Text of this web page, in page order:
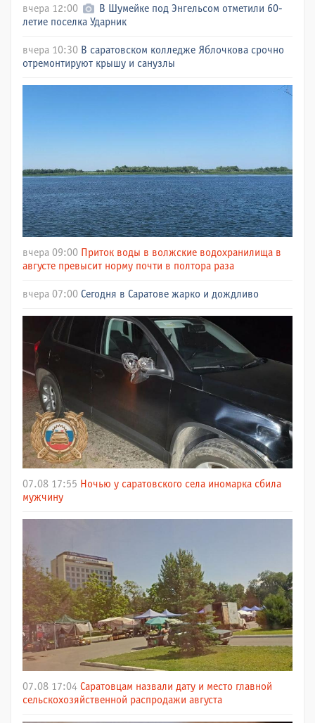
вчера 12:00
В Шумейке под Энгельсом отметили 60-
летие поселка Ударник
вчера 10:30 В саратовском колледже Яблочкова срочно
отремонтируют крышу и санузлы
вчера 09:00 Приток воды в волжские водохранилища в
августе превысит норму почти в полтора раза
вчера 07:00 Сегодня в Саратове жарко и дождливо
07.08 17:55 Ночью у саратовского села иномарка сбила
мужчину
07.08 17:04 Саратовцам назвали дату и место главной
сельскохозяйственной распродажи августа